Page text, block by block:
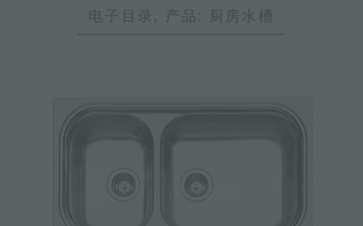
电子目录, 产品: 厨房水槽